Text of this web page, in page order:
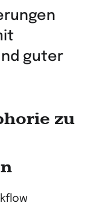
guter
zu